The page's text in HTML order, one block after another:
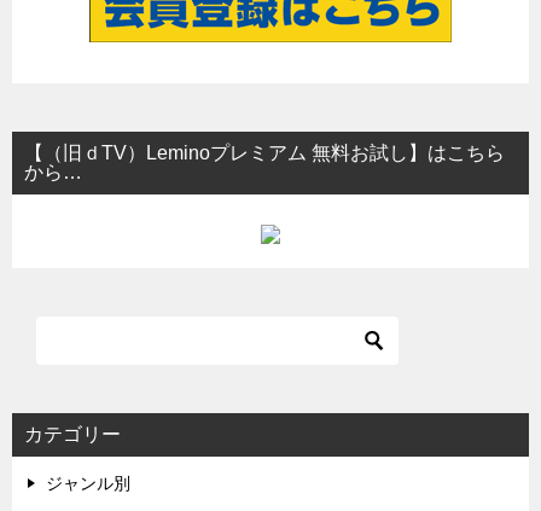
【（旧ｄTV）Leminoプレミアム 無料お試し】はこちら
から…
カテゴリー
ジャンル別